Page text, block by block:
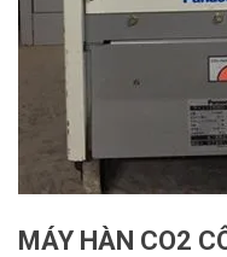
MÁY HÀN CO2